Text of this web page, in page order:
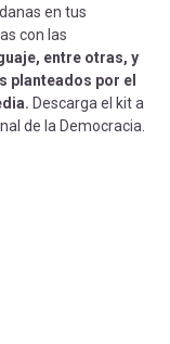
en tus
con las
entre otras, y
planteados por el
Descarga el kit a
de la Democracia.